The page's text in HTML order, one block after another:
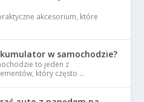
akcesorium, które
w samochodzie?
to jeden z
który często …